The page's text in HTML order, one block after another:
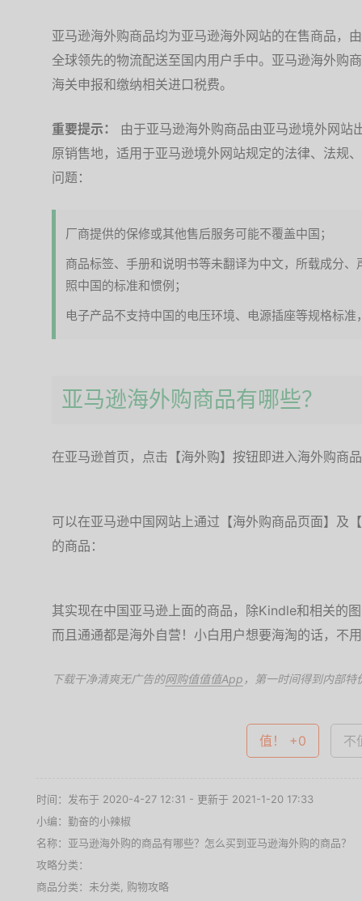
亚马逊海外购商品均为亚马逊海外网站的在售商品，
全球领先的物流配送至国内用户手中。亚马逊海外购
海关申报和缴纳相关进口税费。
重要提示：
由于亚马逊海外购商品由亚马逊境外网
原销售地，适用于亚马逊境外网站规定的法律、法规
问题：
厂商提供的保修或其他售后服务可能不覆盖中国；
商品标签、手册和说明书等未翻译为中文，所载成分
照中国的标准和惯例；
电子产品不支持中国的电压环境、电源插座等规格标
亚马逊海外购商品有哪些？
在亚马逊首页，点击【海外购】按钮即进入海外购商
可以在亚马逊中国网站上通过【海外购商品页面】及
的商品：
其实现在中国亚马逊上面的商品，除Kindle和相关的
而且通通都是海外自营！小白用户想要海淘的话，不
下载干净清爽无广告的网购值值值App ，第一时间得到内部特
值！ +0 不
时间：发布于 2020-4-27 12:31 - 更新于 2021-1-20 17:33
小编：勤奋的小辣椒
名称： 亚马逊海外购的商品有哪些？怎么买到亚马逊海外购的商品？
攻略分类：
商品分类：未分类, 购物攻略